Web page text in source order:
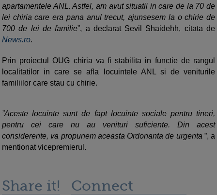
apartamentele ANL. Astfel, am avut situatii in care de la 70 de
lei chiria care era pana anul trecut, ajunsesem la o chirie de
700 de lei de familie”, a declarat Sevil Shaidehh, citata de
News.ro.
Prin proiectul OUG chiria va fi stabilita in functie de rangul
localitatilor in care se afla locuintele ANL si de veniturile
familiilor care stau cu chirie.
”Aceste locuinte sunt de fapt locuinte sociale pentru tineri,
pentru cei care nu au venituri suficiente. Din acest
considerente, va propunem aceasta Ordonanta de urgenta ”, a
mentionat vicepremierul.
Share it! Connect